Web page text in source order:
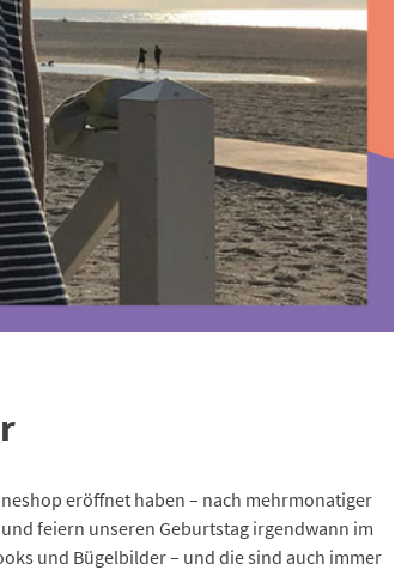
eröffnet haben – nach mehrmonatiger
feiern unseren Geburtstag irgendwann im
und Bügelbilder – und die sind auch immer